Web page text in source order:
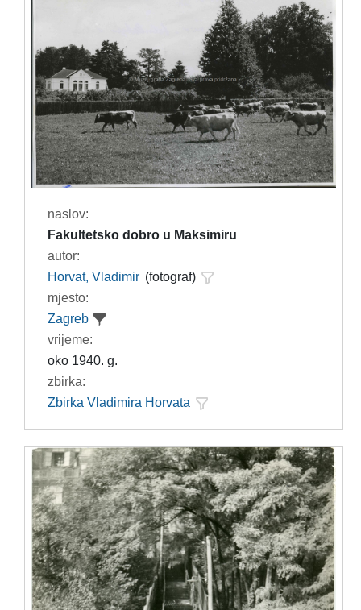
naslov:
Fakultetsko dobro u Maksimiru
autor:
Horvat, Vladimir (fotograf)
mjesto:
Zagreb
vrijeme:
oko 1940. g.
zbirka:
Zbirka Vladimira Horvata